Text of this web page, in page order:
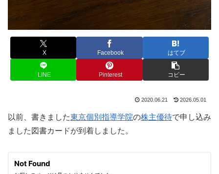
X Facebook はてブ
LINE Pinterest コピー
2020.06.21 2026.05.01
以前、書きました東京個別指導学院の株主優待で申し込み
ました図書カードが到着しました。